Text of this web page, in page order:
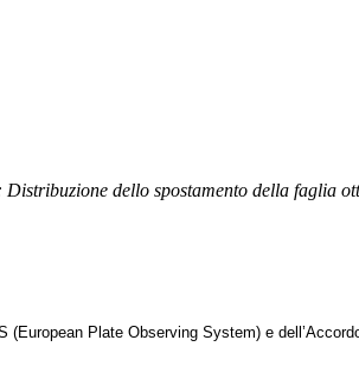
dello spostamento della faglia
(European Plate Observing System) e